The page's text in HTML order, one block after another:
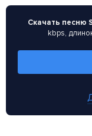
Скачать песню
kbps,